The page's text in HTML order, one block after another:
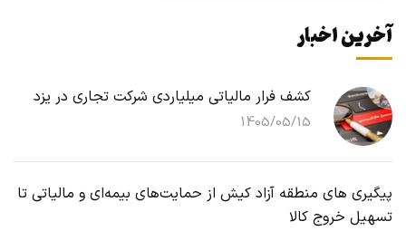
آخرین اخبار
کشف فرار مالیاتی میلیاردی شرکت تجاری در یزد
1405/05/15
پیگیری های منطقه آزاد کیش از حمایت‌های بیمه‌ای و مالیاتی تا
تسهیل خروج کالا